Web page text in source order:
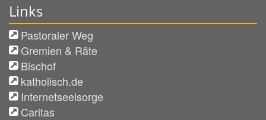
Links
Pastoraler Weg
Gremien & Räte
Bischof
katholisch.de
Internetseelsorge
Caritas